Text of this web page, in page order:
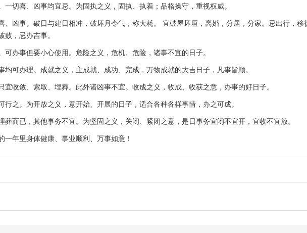
切喜、凶事均宜忌。为固执之义，固执、执着；品格操守，重视权威。
、凶事。破日与建日相冲，破坏月令气，称大耗。 宜破屋坏垣，离婚，分居，分家。忌出行，移
，忌办吉事。
办事但要小心使用。危险之义，危机、危险，诸事不宜的日子。
均可办理。成就之义，主成就、成功、完成，万物成就的大吉日子，凡事皆顺。
收敛、索取、埋葬。此外诸凶事不宜。收成之义，收成、收获之意，办事的好日子。
之。为开放之义，意开始、开展的日子，适合各种各样事情，办之可成。
葬而已，其他事务不宜。为坚固之义，关闭、紧闭之意，是日事务宜闭不宜开，宜收不宜放。
年里身体健康、事业顺利、万事如意！